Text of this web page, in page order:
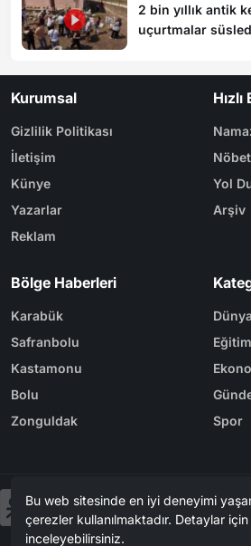
2 bin yıllık antik
uçurtmalar
Kurumsal
Gizlilik Politikası
İletişim
Künye
Yazarlar
Reklam
Yol
Arşiv
Bölge Haberleri
Karabük
Safranbolu
Kastamonu
Bolu
Zonguldak
Dünya
Eğitim
Spor
Tasarım & Yazılım
KeremER
Bu web sitesinde en iyi deneyimi
çerezler kullanılmaktadır. Detaylar için
inceleyebilirsiniz.